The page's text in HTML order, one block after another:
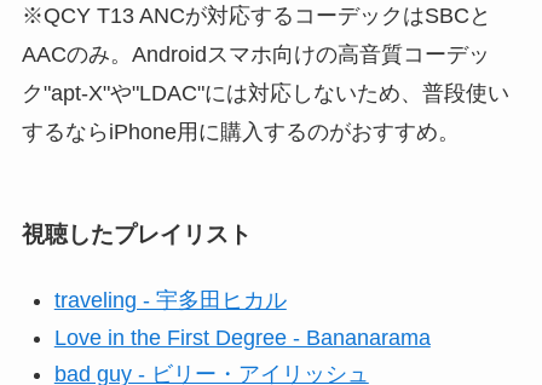
※QCY T13 ANCが対応するコーデックはSBCと
AACのみ。Androidスマホ向けの高音質コーデッ
ク"apt-X"や"LDAC"には対応しないため、普段使い
するならiPhone用に購入するのがおすすめ。
視聴したプレイリスト
traveling - 宇多田ヒカル
Love in the First Degree - Bananarama
bad guy - ビリー・アイリッシュ